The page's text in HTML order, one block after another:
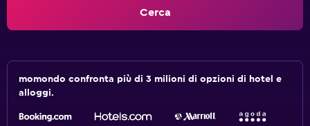
Cerca
momondo confronta più di 3 milioni di opzioni di hotel e
alloggi.